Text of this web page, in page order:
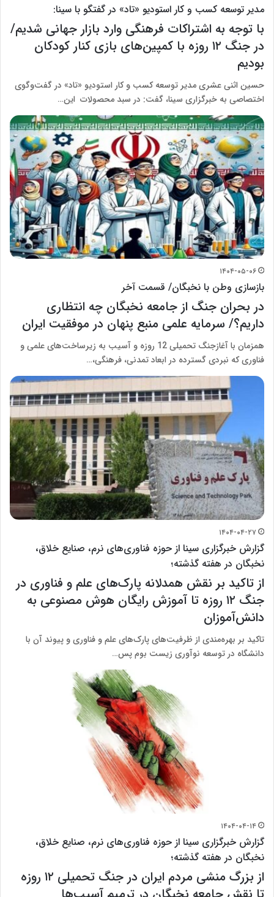
مدیر توسعه کسب و کار استودیو «تاد» در گفتگو با سینا:
با توجه به اشتراکات فرهنگی وارد بازار جهانی شدیم/
در جنگ ۱۲ روزه با کمپین‌های بازی کنار کودکان
بودیم
حسین اثنی عشری مدیر توسعه کسب و کار استودیو «تاد» در گفت‌و‌گوی
اختصاصی به خبرگزاری سینا، گفت: در سبد محصولات این…
۱۴۰۴-۰۵-۰۶
بازسازی وطن با نخبگان/ قسمت آخر
در بحران جنگ از جامعه نخبگان چه انتظاری
داریم؟/ سرمایه علمی منبع پنهان در موفقیت ایران
همزمان با آغازجنگ تحمیلی 12 روزه و آسیب به زیرساخت‌های علمی و
فناوری که نبردی گسترده در ابعاد تمدنی، فرهنگی،…
۱۴۰۴-۰۴-۲۷
گزارش خبرگزاری سینا از حوزه فناوری‌های نرم، صنایع خلاق،
نخبگان در هفته گذشته؛
از تاکید بر نقش همدلانه پارک‌های علم و فناوری در
جنگ ۱۲ روزه تا آموزش رایگان هوش مصنوعی به
دانش‌آموزان
تاکید بر بهره‌مندی از ظرفیت‌های پارک‌های علم و فناوری و پیوند آن با
دانشگاه در توسعه نوآوری زیست بوم پس…
۱۴۰۴-۰۴-۱۴
گزارش خبرگزاری سینا از حوزه فناوری‌های نرم، صنایع خلاق،
نخبگان در هفته گذشته؛
از بزرگ منشی مردم ایران در جنگ تحمیلی ۱۲ روزه